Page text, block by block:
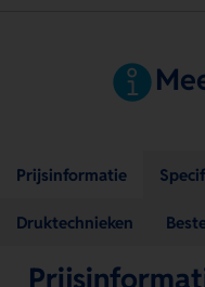
Prijsinformatie
Druktechnieken